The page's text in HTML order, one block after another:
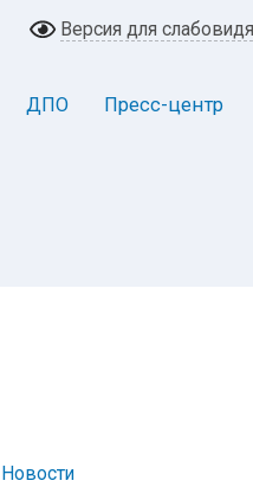
Версия для
ДПО Пресс-центр
Новости